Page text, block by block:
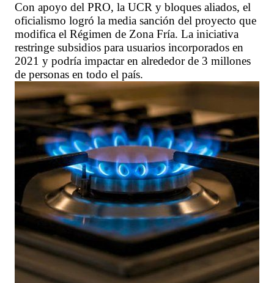
Con apoyo del PRO, la UCR y bloques aliados, el
oficialismo logró la media sanción del proyecto que
modifica el Régimen de Zona Fría. La iniciativa
restringe subsidios para usuarios incorporados en
2021 y podría impactar en alrededor de 3 millones
de personas en todo el país.